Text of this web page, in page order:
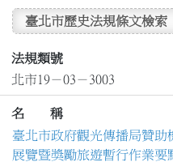
臺北市歷史法規條文檢索
法規類號
北市19－03－3003
名 稱
臺北市政府觀光傳播局贊助
展覽暨獎勵旅遊暫行作業要